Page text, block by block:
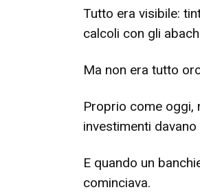
Tutto era visibile:
calcoli con gli
Ma non era tutto
Proprio come oggi,
investimenti
E quando un
cominciava.